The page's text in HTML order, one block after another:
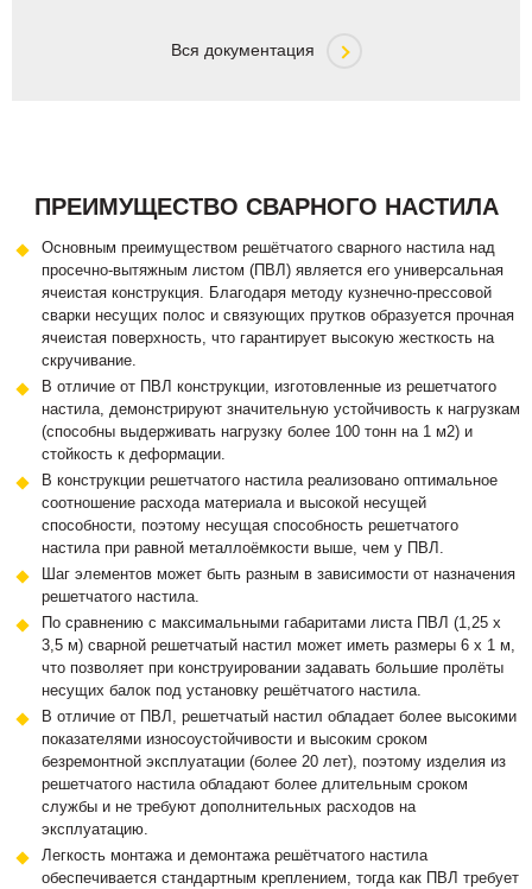
Вся документация
ПРЕИМУЩЕСТВО СВАРНОГО НАСТИЛА
Основным преимуществом решётчатого сварного настила над
просечно-вытяжным листом (ПВЛ) является его универсальная
ячеистая конструкция. Благодаря методу кузнечно-прессовой
сварки несущих полос и связующих прутков образуется прочная
ячеистая поверхность, что гарантирует высокую жесткость на
скручивание.
В отличие от ПВЛ конструкции, изготовленные из решетчатого
настила, демонстрируют значительную устойчивость к нагрузкам
(способны выдерживать нагрузку более 100 тонн на 1 м2) и
стойкость к деформации.
В конструкции решетчатого настила реализовано оптимальное
соотношение расхода материала и высокой несущей
способности, поэтому несущая способность решетчатого
настила при равной металлоёмкости выше, чем у ПВЛ.
Шаг элементов может быть разным в зависимости от назначения
решетчатого настила.
По сравнению с максимальными габаритами листа ПВЛ (1,25 х
3,5 м) сварной решетчатый настил может иметь размеры 6 х 1 м,
что позволяет при конструировании задавать большие пролёты
несущих балок под установку решётчатого настила.
В отличие от ПВЛ, решетчатый настил обладает более высокими
показателями износоустойчивости и высоким сроком
безремонтной эксплуатации (более 20 лет), поэтому изделия из
решетчатого настила обладают более длительным сроком
службы и не требуют дополнительных расходов на
эксплуатацию.
Легкость монтажа и демонтажа решётчатого настила
обеспечивается стандартным креплением, тогда как ПВЛ требует